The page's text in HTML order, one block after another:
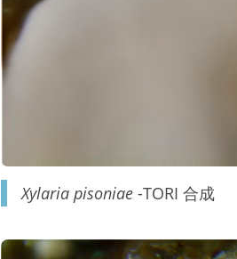
Xylaria pisoniae -TORI 合成